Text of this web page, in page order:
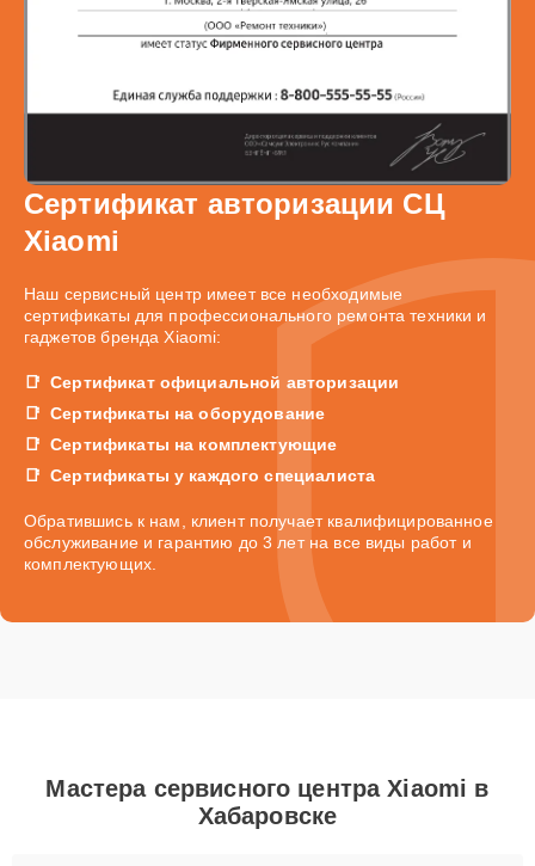
Сертификат авторизации СЦ
Xiaomi
Наш сервисный центр имеет все необходимые
сертификаты для профессионального ремонта техники и
гаджетов бренда Xiaomi:
Сертификат официальной авторизации
Сертификаты на оборудование
Сертификаты на комплектующие
Сертификаты у каждого специалиста
Обратившись к нам, клиент получает квалифицированное
обслуживание и гарантию до 3 лет на все виды работ и
комплектующих.
Мастера сервисного центра Xiaomi в
Хабаровске